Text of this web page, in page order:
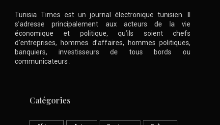
Tunisia Times est un journal électronique tunisien. Il
s’adresse principalement aux acteurs de la vie
économique et politique, qu’ils soient chefs
d’entreprises, hommes d’affaires, hommes politiques,
banquiers, investisseurs de tous bords ou
communicateurs .
Catégories